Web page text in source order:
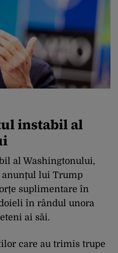
instabil al
al Washingtonului,
anunțul lui Trump
suplimentare în
în rândul unora
ai săi.
care au trimis trupe